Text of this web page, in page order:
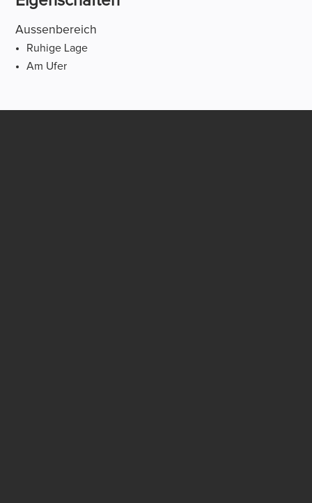
Aussenbereich
Ruhige Lage
Am Ufer